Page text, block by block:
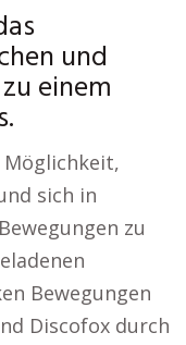
und
einem
sich in
zu
Bewegungen
Discofox durch